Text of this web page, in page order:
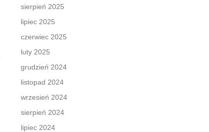
sierpień 2025
lipiec 2025
czerwiec 2025
luty 2025
grudzień 2024
listopad 2024
wrzesień 2024
sierpień 2024
lipiec 2024